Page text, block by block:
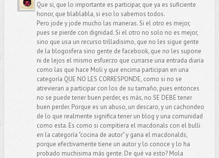
Que si, que lo importante es participar, que ya es suficiente
honor, que blablabla, si eso lo sabemos todos.
Pero jode y jode mucho las maneras. Si el otro es mejor,
pues se pierde con dignidad. Si el otro no solo no es mejor,
sino que usa un recurso trilladisimo, que no les sigue gente
de la blogosfera sino gente de facebook, que no les supone
ni de lejos el mismo esfuerzo que currarse una entrada diaria
como las que hace Moli y que encima participan en una
categoría QUE NO LES CORRESPONDE, como si no se
atrevieran a participar con los de su tamaño, pues entonces
no se puede tener buen perder, es más, no SE DEBE tener
buen perder. Porque es un abuso, un descaro, y un cachondeo
de lo que realmente significa tener un blog y una comunidad
como esta. Es como si compitiera el macdonals con el bulli
en la categoría "cocina de autor" y gana el macdonalds,
porque efectivamente tiene un autor y lo conoce y lo ha
probado muchisima más gente. De qué va esto? Mola